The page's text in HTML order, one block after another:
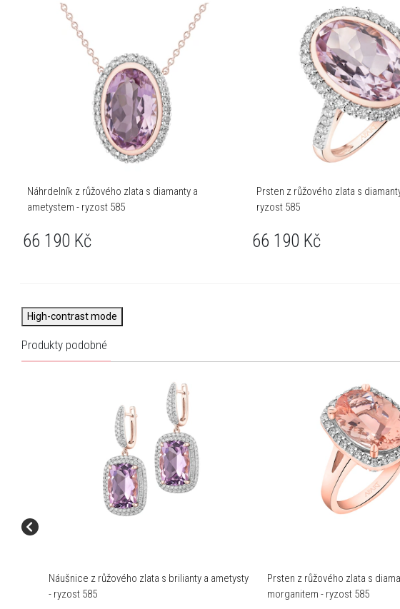
Náhrdelník z růžového zlata s diamanty a
ametystem - ryzost 585
66 190 Kč
Prsten z růžového zlata s
ryzost 585
66 190 Kč
High-contrast mode
Produkty podobné
Náušnice z růžového zlata s brilianty a ametysty
- ryzost 585
Prsten z růžového zlata s
morganitem - ryzost 585